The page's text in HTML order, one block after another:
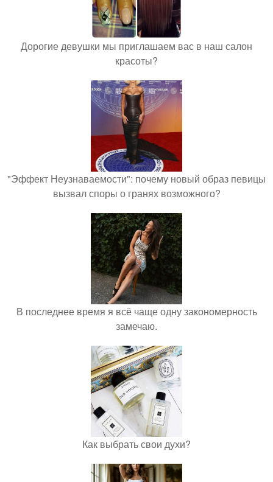
Дорогие девушки мы приглашаем вас в наш салон
красоты?
"Эффект Неузнаваемости": почему новый образ певицы
вызвал споры о гранях возможного?
В последнее время я всё чаще одну закономерность
замечаю.
Как выбрать свои духи?